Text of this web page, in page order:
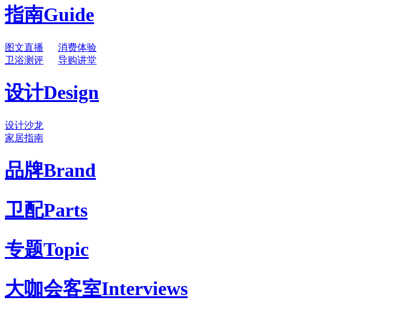
指南Guide
图文直播
消费体验
卫浴测评
导购讲堂
设计Design
设计沙龙
家居指南
品牌Brand
卫配Parts
专题Topic
大咖会客室Interviews